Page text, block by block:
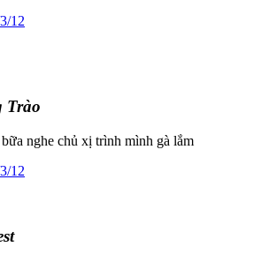
12
Trào
nghe chủ xị trình mình gà lắm
12